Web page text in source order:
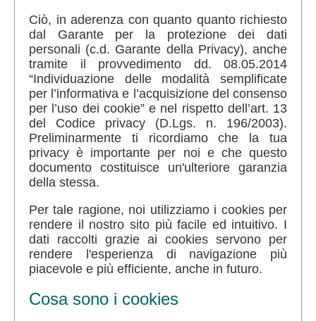
Ciò, in aderenza con quanto quanto richiesto
dal Garante per la protezione dei dati
personali (c.d. Garante della Privacy), anche
tramite il provvedimento dd. 08.05.2014
“Individuazione delle modalità semplificate
per l’informativa e l’acquisizione del consenso
per l’uso dei cookie” e nel rispetto dell’art. 13
del Codice privacy (D.Lgs. n. 196/2003).
Preliminarmente ti ricordiamo che la tua
privacy è importante per noi e che questo
documento costituisce un'ulteriore garanzia
della stessa.
Per tale ragione, noi utilizziamo i cookies per
rendere il nostro sito più facile ed intuitivo. I
dati raccolti grazie ai cookies servono per
rendere l'esperienza di navigazione più
piacevole e più efficiente, anche in futuro.
Cosa sono i cookies